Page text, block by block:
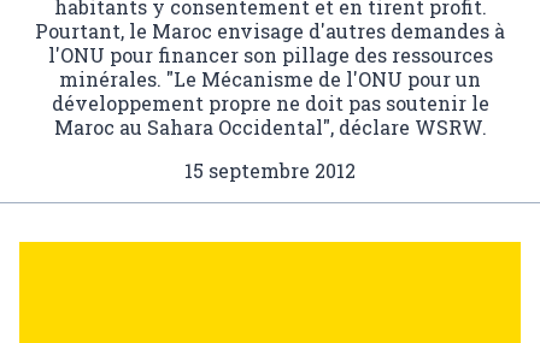
habitants y consentement et en tirent profit.
Pourtant, le Maroc envisage d'autres demandes à
l'ONU pour financer son pillage des ressources
minérales. "Le Mécanisme de l'ONU pour un
développement propre ne doit pas soutenir le
Maroc au Sahara Occidental", déclare WSRW.
15 septembre 2012